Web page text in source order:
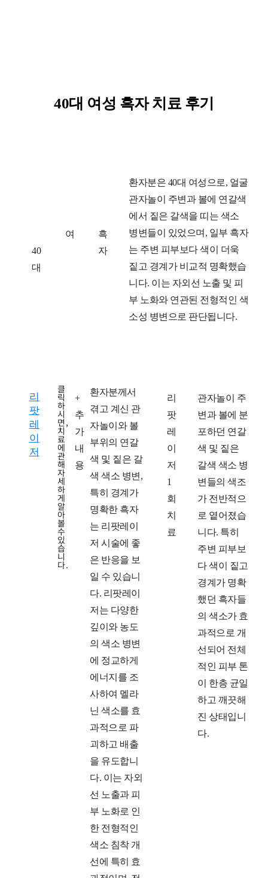
40대 여성 흑자 치료 후기
40
대
여
흑
자
환자분은 40대 여성으로, 얼굴
관자놀이 주변과 볼에 연갈색
에서 짙은 갈색을 띠는 색소
병변들이 있었으며, 일부 흑자
는 주변 피부보다 색이 더욱
짙고 경계가 비교적 명확했습
니다. 이는 자외선 노출 및 피
부 노화와 연관된 전형적인 색
소성 병변으로 판단됩니다.
리
팟
레
이
저
클
릭
하
시
면,
치
료
에
관
해
자
세
하
게
알
아
볼
수
있
습
니
다.
+
추
가
내
용
환자분께서
겪고 계신 관
자놀이와 볼
부위의 연갈
색 및 짙은 갈
색 색소 병변,
특히 경계가
명확한 흑자
는 리팟레이
저 시술에 좋
은 반응을 보
일 수 있습니
다. 리팟레이
저는 다양한
깊이와 농도
의 색소 병변
에 정교하게
에너지를 조
사하여 멜라
닌 색소를 효
과적으로 파
괴하고 배출
을 유도합니
다. 이는 자외
선 노출과 피
부 노화로 인
한 전형적인
색소 침착 개
선에 특히 효
리
팟
레
이
저
1
회
치
료
관자놀이 주
변과 볼에 분
포하던 연갈
색 및 짙은
갈색 색소 병
변들의 색조
가 전반적으
로 옅어졌습
니다. 특히
주변 피부보
다 색이 짙고
경계가 명확
했던 흑자들
의 색소가 효
과적으로 개
선되어 전체
적인 피부 톤
이 한층 균일
하고 깨끗해
진 상태입니
다.